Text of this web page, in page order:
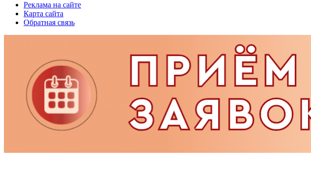
Реклама на сайте
Карта сайта
Обратная связь